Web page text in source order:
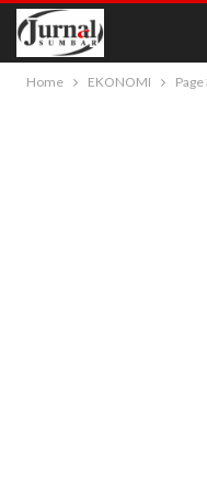
Home EKONOMI Page